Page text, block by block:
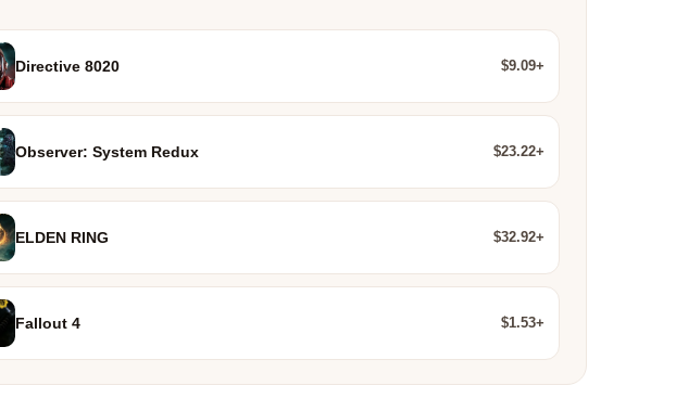
Directive 8020 $9.09+
Observer: System Redux $23.22+
ELDEN RING $32.92+
Fallout 4 $1.53+